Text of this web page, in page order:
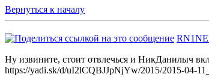
Вернуться к началу
Ну извините, стоит отвлечься и НикДанилыч
https://yadi.sk/d/uI2lCQBJJpNjYw/2015/2015-04-